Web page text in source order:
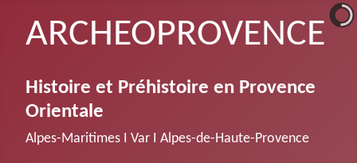
ARCHEOPROVENCE
Histoire et Préhistoire en Provence
Orientale
Alpes-Maritimes Ι Var Ι Alpes-de-Haute-Provence